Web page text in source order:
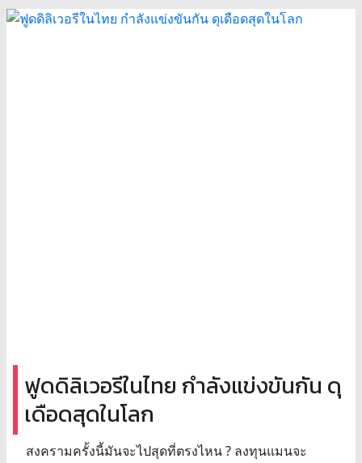
ฟูดดิลิเวอรีในไทย กำลังแข่งขันกัน ดุ
เดือดสุดในโลก
สงครามครั้งนี้มันจะไปสุดที่ตรงไหน ? ลงทุนแมนจะ